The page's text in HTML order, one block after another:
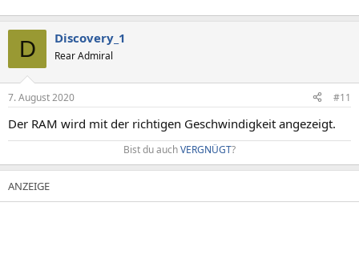
D Discovery_1
Rear Admiral
7. August 2020 #11
Der RAM wird mit der richtigen Geschwindigkeit angezeigt.
Bist du auchVERGNÜGT?​